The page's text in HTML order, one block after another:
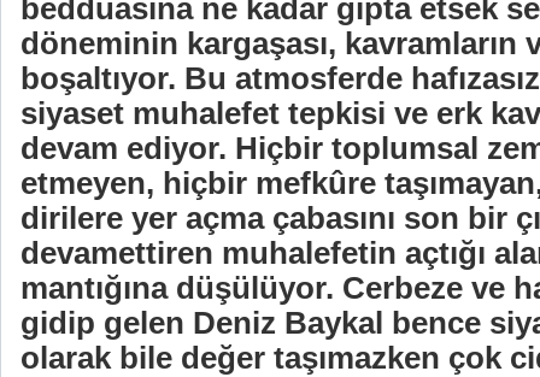
bedduasına ne kadar gıpta etsek
döneminin kargaşası, kavramların
boşaltıyor. Bu atmosferde
siyaset muhalefet tepkisi ve erk
devam ediyor. Hiçbir toplumsal
etmeyen, hiçbir mefkûre
dirilere yer açma çabasını son bir
devamettiren muhalefetin açtığı
mantığına düşülüyor. Cerbeze ve
gidip gelen Deniz Baykal bence
olarak bile değer taşımazken çok